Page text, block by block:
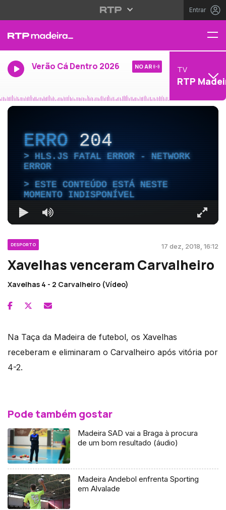
Entrar
Verão Cá Dentro 2026 NO AR TV
RTP
ERRO204
HLS.JS FATAL ERROR - NETWORK
ERROR
ESTE CONTEÚDO ESTÁ NESTE
MOMENTO INDISPONÍVEL
DESPORTO 17 dez, 2018, 16:12
Xavelhas venceram Carvalheiro
Xavelhas 4 - 2 Carvalheiro (Vídeo)
Na Taça da Madeira de futebol, os Xavelhas
receberam e eliminaram o Carvalheiro após vitória por
4-2.
Pode também gostar
Madeira SAD vai a Braga à procura
de um bom resultado (áudio)
Madeira Andebol enfrenta Sporting
em Alvalade